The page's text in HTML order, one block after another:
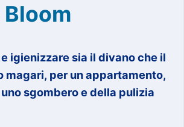
igienizzare sia il divano che il
magari, per un appartamento,
sgombero e della pulizia